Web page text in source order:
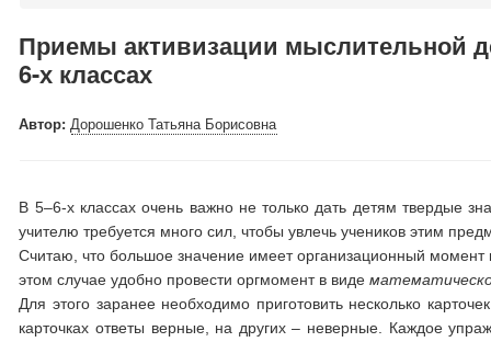
Приемы активизации мыслительной
6-х классах
Автор:Дорошенко Татьяна Борисовна
В 5–6-х классах очень важно не только дать детям твердые
учителю требуется много сил, чтобы увлечь учеников этим
Считаю, что большое значение имеет организационный момент
этом случае удобно провести оргмомент в виде
Для этого заранее необходимо приготовить несколько
карточках ответы верные, на других– неверные. Каждое